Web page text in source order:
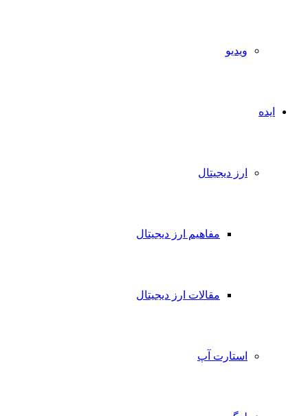
ویدیو
ایده
ارز دیجیتال
مفاهیم ارز دیجیتال
مقالات ارز دیجیتال
استارت آپ